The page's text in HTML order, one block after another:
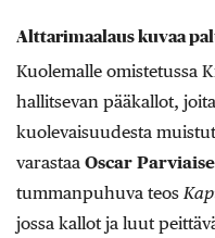
Alttarimaalaus kuvaa
Kuolemalle omistetussa
hallitsevan pääkallot,
kuolevaisuudesta
varastaa Oscar
tummanpuhuva teos
jossa kallot ja luut